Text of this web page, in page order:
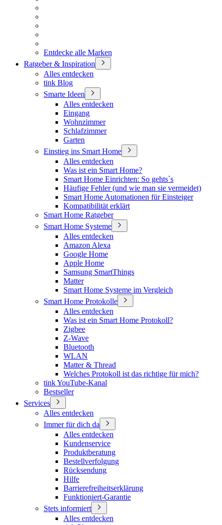
Entdecke alle Marken
Ratgeber & Inspiration
Alles entdecken
tink Blog
Smarte Ideen
Alles entdecken
Eingang
Wohnzimmer
Schlafzimmer
Garten
Einstieg ins Smart Home
Alles entdecken
Was ist ein Smart Home?
Smart Home Einrichten: So gehts`s
Häufige Fehler (und wie man sie vermeidet)
Smart Home Automationen für Einsteiger
Kompatibilität erklärt
Smart Home Ratgeber
Smart Home Systeme
Alles entdecken
Amazon Alexa
Google Home
Apple Home
Samsung SmartThings
Matter
Smart Home Systeme im Vergleich
Smart Home Protokolle
Alles entdecken
Was ist ein Smart Home Protokoll?
Zigbee
Z-Wave
Bluetooth
WLAN
Matter & Thread
Welches Protokoll ist das richtige für mich?
tink YouTube-Kanal
Bestseller
Services
Alles entdecken
Immer für dich da
Alles entdecken
Kundenservice
Produktberatung
Bestellverfolgung
Rücksendung
Hilfe
Barrierefreiheitserklärung
Funktioniert-Garantie
Stets informiert
Alles entdecken